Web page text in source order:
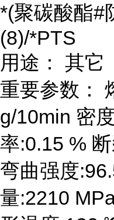
*(聚碳酸酯#
(8)/*PTS
用途： 其它
重要参数：
g/10min 密
率:0.15 %
弯曲强度
量:2210